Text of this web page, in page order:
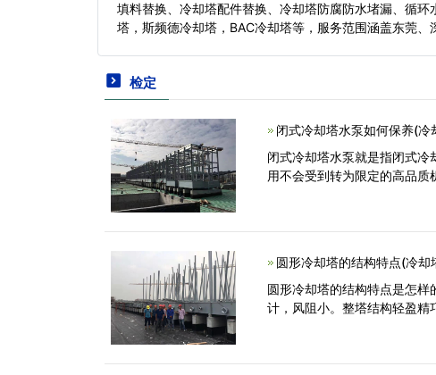
填料替换、冷却塔配件替换、冷却塔防腐防水堵漏、循
塔，斯频德冷却塔，BAC冷却塔等，服务范围涵盖东莞
检定
闭式冷却塔水泵如何保养(冷
闭式冷却塔水泵就是指闭式
用不会受到转为限定的高品
圆形冷却塔的结构特点(冷却
圆形冷却塔的结构特点是怎
计，风阻小。整塔结构轻盈